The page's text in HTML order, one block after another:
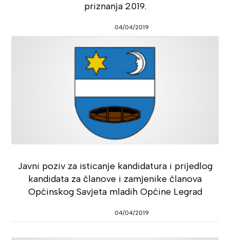
priznanja 2019.
04/04/2019
Javni poziv za isticanje kandidatura i prijedlog
kandidata za članove i zamjenike članova
Općinskog Savjeta mladih Općine Legrad
04/04/2019